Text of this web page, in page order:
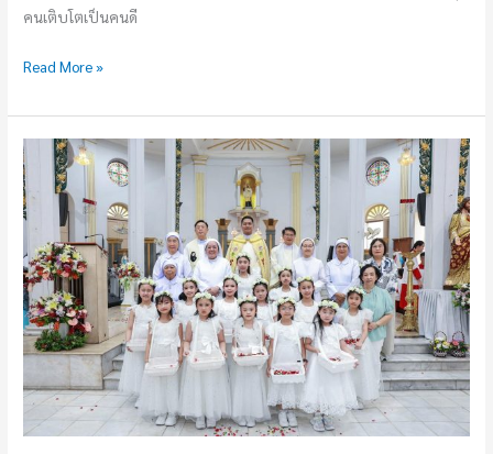
คนเติบโตเป็นคนดี
Read More »
งาน
สมโภช
พระ
วรกาย
และ
พระ
โลหิต
ของ
ค